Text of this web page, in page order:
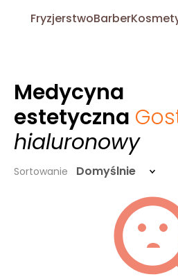
FryzjerstwoBarber
Medycyna
estetyczna
hialuronowy
Sortowanie Domyślnie